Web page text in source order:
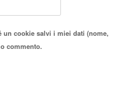
un cookie salvi i miei dati (nome,
commento.